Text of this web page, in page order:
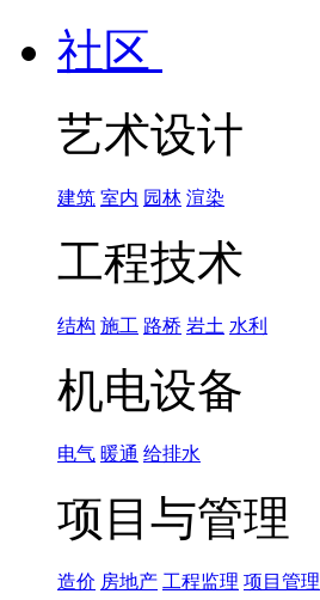
社区
艺术设计
建筑 室内 园林 渲染
工程技术
结构 施工 路桥 岩土 水利
机电设备
电气 暖通 给排水
项目与管理
造价 房地产 工程监理 项目管理